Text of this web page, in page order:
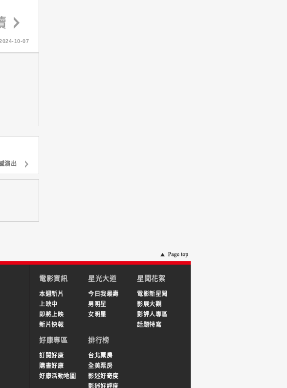
10-07
演出
電影資訊
本週新片
上映中
即將上映
新片快報
星光大道
今日我最壽
男明星
女明星
星聞花絮
電影新星聞
影展大觀
影評人專區
話題特寫
好康專區
訂閱好康
購書好康
好康活動地圖
排行榜
台北票房
全美票房
影迷好奇度
影迷好評度